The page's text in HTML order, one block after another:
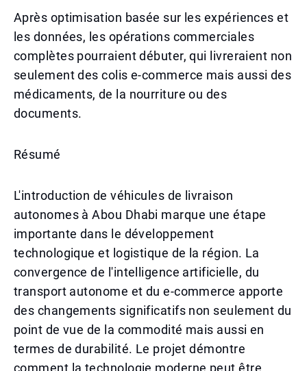
Après optimisation basée sur les expériences et
les données, les opérations commerciales
complètes pourraient débuter, qui livreraient non
seulement des colis e-commerce mais aussi des
médicaments, de la nourriture ou des
documents.
Résumé
L'introduction de véhicules de livraison
autonomes à Abou Dhabi marque une étape
importante dans le développement
technologique et logistique de la région. La
convergence de l'intelligence artificielle, du
transport autonome et du e-commerce apporte
des changements significatifs non seulement du
point de vue de la commodité mais aussi en
termes de durabilité. Le projet démontre
comment la technologie moderne peut être